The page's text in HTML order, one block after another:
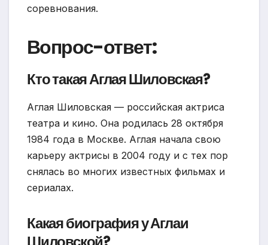
соревнования.
Вопрос-ответ:
Кто такая Аглая Шиловская?
Аглая Шиловская — российская актриса
театра и кино. Она родилась 28 октября
1984 года в Москве. Аглая начала свою
карьеру актрисы в 2004 году и с тех пор
снялась во многих известных фильмах и
сериалах.
Какая биография у Аглаи